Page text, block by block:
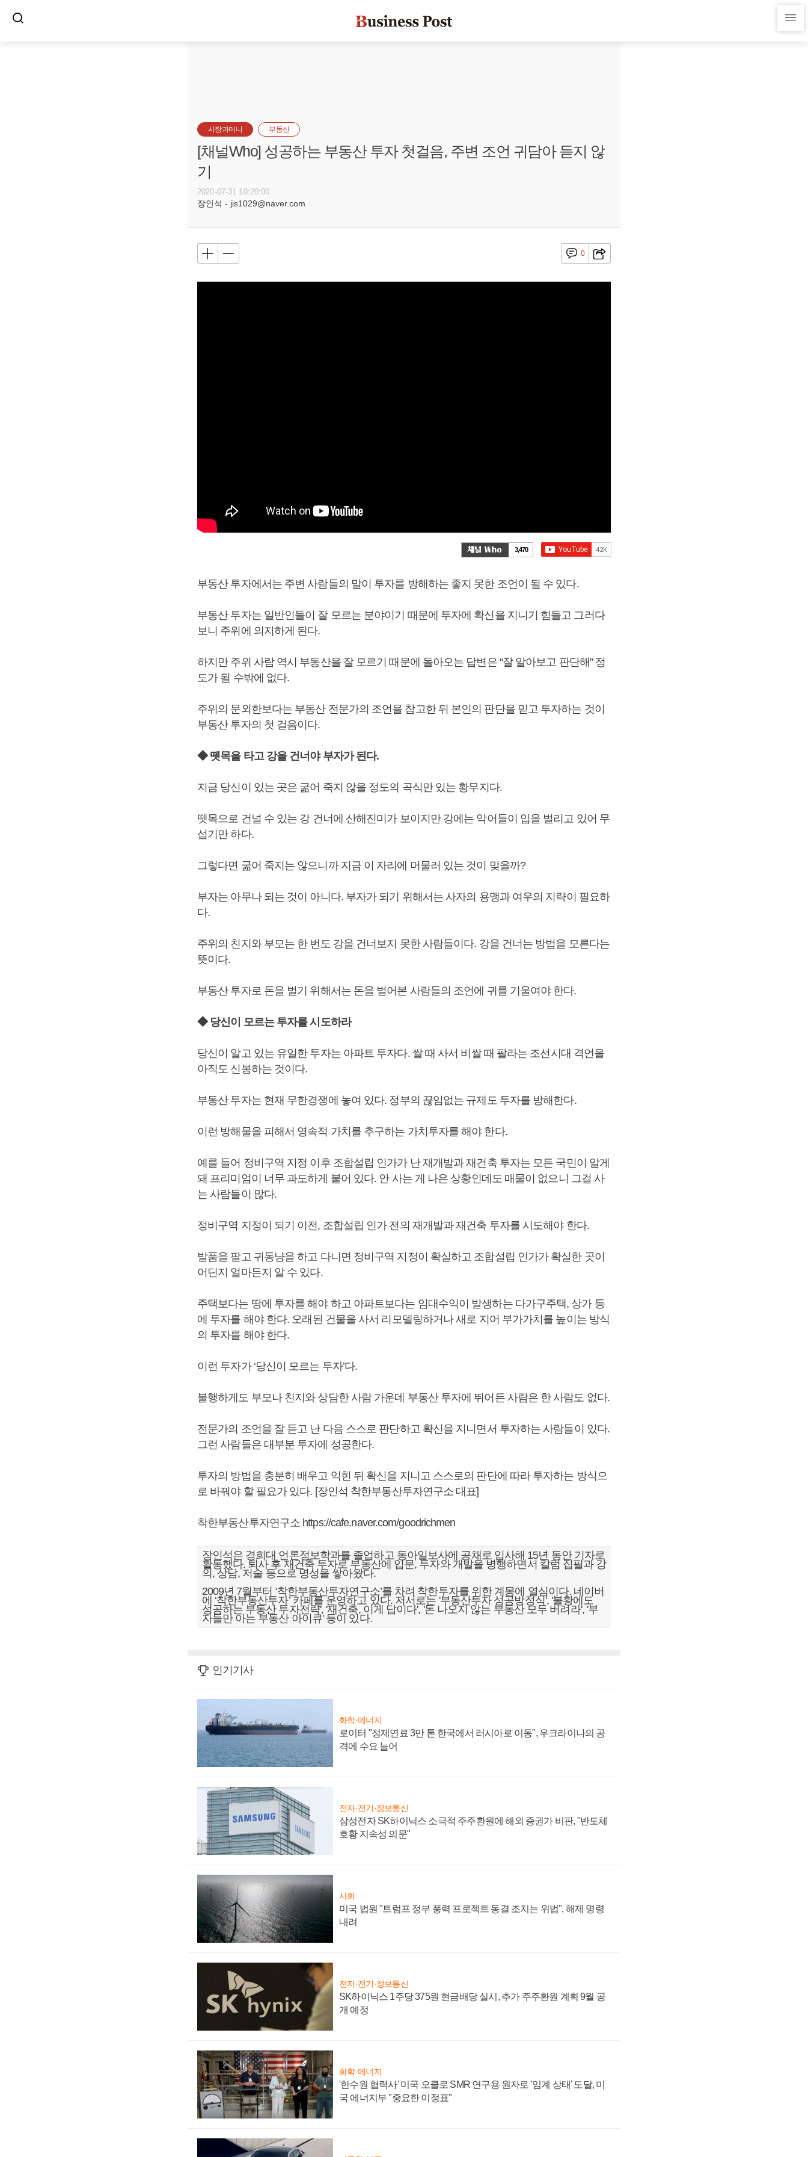
시장과머니 부동산
[채널Who] 성공하는 부동산 투자 첫걸음, 주변 조언 귀담아 듣지 않
기
2020-07-31 10:20:00
장인석 - jis1029@naver.com
0
3,470
부동산 투자에서는 주변 사람들의 말이 투자를 방해하는 좋지 못한 조언이 될 수 있다.
부동산 투자는 일반인들이 잘 모르는 분야이기 때문에 투자에 확신을 지니기 힘들고 그러다
보니 주위에 의지하게 된다.
하지만 주위 사람 역시 부동산을 잘 모르기 때문에 돌아오는 답변은 “잘 알아보고 판단해” 정
도가 될 수밖에 없다.
주위의 문외한보다는 부동산 전문가의 조언을 참고한 뒤 본인의 판단을 믿고 투자하는 것이
부동산 투자의 첫 걸음이다.
◆ 뗏목을 타고 강을 건너야 부자가 된다.
지금 당신이 있는 곳은 굶어 죽지 않을 정도의 곡식만 있는 황무지다.
뗏목으로 건널 수 있는 강 건너에 산해진미가 보이지만 강에는 악어들이 입을 벌리고 있어 무
섭기만 하다.
그렇다면 굶어 죽지는 않으니까 지금 이 자리에 머물러 있는 것이 맞을까?
부자는 아무나 되는 것이 아니다. 부자가 되기 위해서는 사자의 용맹과 여우의 지략이 필요하
다.
주위의 친지와 부모는 한 번도 강을 건너보지 못한 사람들이다. 강을 건너는 방법을 모른다는
뜻이다.
부동산 투자로 돈을 벌기 위해서는 돈을 벌어본 사람들의 조언에 귀를 기울여야 한다.
◆ 당신이 모르는 투자를 시도하라
당신이 알고 있는 유일한 투자는 아파트 투자다. 쌀 때 사서 비쌀 때 팔라는 조선시대 격언을
아직도 신봉하는 것이다.
부동산 투자는 현재 무한경쟁에 놓여 있다. 정부의 끊임없는 규제도 투자를 방해한다.
이런 방해물을 피해서 영속적 가치를 추구하는 가치투자를 해야 한다.
예를 들어 정비구역 지정 이후 조합설립 인가가 난 재개발과 재건축 투자는 모든 국민이 알게
돼 프리미엄이 너무 과도하게 붙어 있다. 안 사는 게 나은 상황인데도 매물이 없으니 그걸 사
는 사람들이 많다.
정비구역 지정이 되기 이전, 조합설립 인가 전의 재개발과 재건축 투자를 시도해야 한다.
발품을 팔고 귀동냥을 하고 다니면 정비구역 지정이 확실하고 조합설립 인가가 확실한 곳이
어딘지 얼마든지 알 수 있다.
주택보다는 땅에 투자를 해야 하고 아파트보다는 임대수익이 발생하는 다가구주택, 상가 등
에 투자를 해야 한다. 오래된 건물을 사서 리모델링하거나 새로 지어 부가가치를 높이는 방식
의 투자를 해야 한다.
이런 투자가 ‘당신이 모르는 투자’다.
불행하게도 부모나 친지와 상담한 사람 가운데 부동산 투자에 뛰어든 사람은 한 사람도 없다.
전문가의 조언을 잘 듣고 난 다음 스스로 판단하고 확신을 지니면서 투자하는 사람들이 있다.
그런 사람들은 대부분 투자에 성공한다.
투자의 방법을 충분히 배우고 익힌 뒤 확신을 지니고 스스로의 판단에 따라 투자하는 방식으
로 바꿔야 할 필요가 있다. [장인석 착한부동산투자연구소 대표]
착한부동산투자연구소 https://cafe.naver.com/goodrichmen
장인석은 경희대 언론정보학과를 졸업하고 동아일보사에 공채로 입사해 15년 동안 기자로
활동했다. 퇴사 후 재건축 투자로 부동산에 입문, 투자와 개발을 병행하면서 칼럼 집필과 강
의, 상담, 저술 등으로 명성을 쌓아왔다.
2009년 7월부터 ‘착한부동산투자연구소’를 차려 착한투자를 위한 계몽에 열심이다. 네이버
에 ‘착한부동산투자’ 카페를 운영하고 있다. 저서로는 '부동산투자 성공방정식', '불황에도
성공하는 부동산 투자전략', '재건축, 이게 답이다', '돈 나오지 않는 부동산 모두 버려라', '부
자들만 아는 부동산 아이큐' 등이 있다.
인기기사
화학·에너지
로이터 "정제연료 3만 톤 한국에서 러시아로 이동", 우크라이나의 공
격에 수요 늘어
전자·전기·정보통신
삼성전자 SK하이닉스 소극적 주주환원에 해외 증권가 비판, "반도체
호황 지속성 의문"
사회
미국 법원 "트럼프 정부 풍력 프로젝트 동결 조치는 위법", 해제 명령
내려
전자·전기·정보통신
SK하이닉스 1주당 375원 현금배당 실시, 추가 주주환원 계획 9월 공
개 예정
화학·에너지
'한수원 협력사' 미국 오클로 SMR 연구용 원자로 '임계 상태' 도달, 미
국 에너지부 "중요한 이정표"